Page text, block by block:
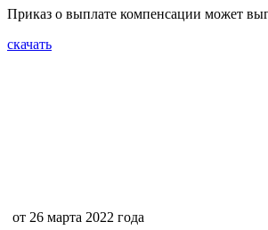
Приказ о выплате компенсации может
скачать
от 26 марта 2022 года